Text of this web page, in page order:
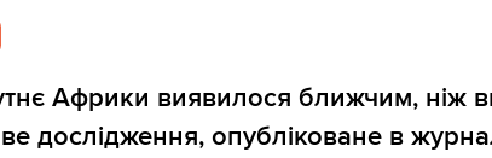
Африки виявилося ближчим, ніж
дослідження, опубліковане в